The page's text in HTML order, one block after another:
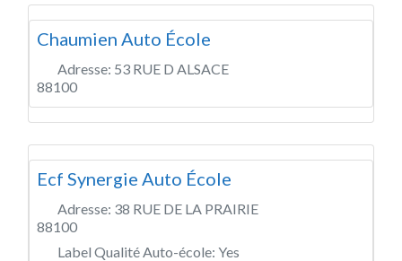
Chaumien Auto École
Adresse: 53 RUE D ALSACE
88100
Ecf Synergie Auto École
Adresse: 38 RUE DE LA PRAIRIE
88100
Label Qualité Auto-école: Yes